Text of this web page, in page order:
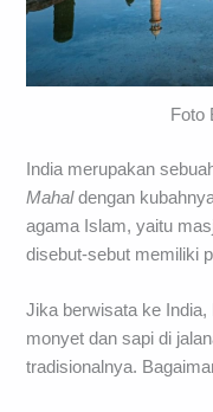
Foto
India merupakan
Mahaldengan
agama Islam, yaitu
disebut-sebut memiliki
Jika berwisata ke
monyet dan sapi di
tradisionalnya.